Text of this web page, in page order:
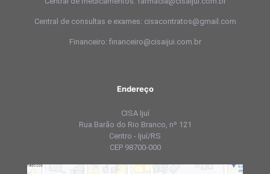
Central de consultas e exames: cisacontratos@gmail.com
Financeiro: financeiro@cisaijui.com.br
Endereço
CISA Ijuí
Rua Barão do Rio Branco, nº 121
Centro - Ijuí/RS
CEP 98700-000